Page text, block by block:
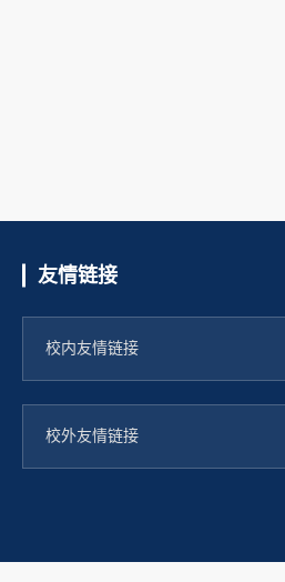
友情链接
校内友情链接
校外友情链接